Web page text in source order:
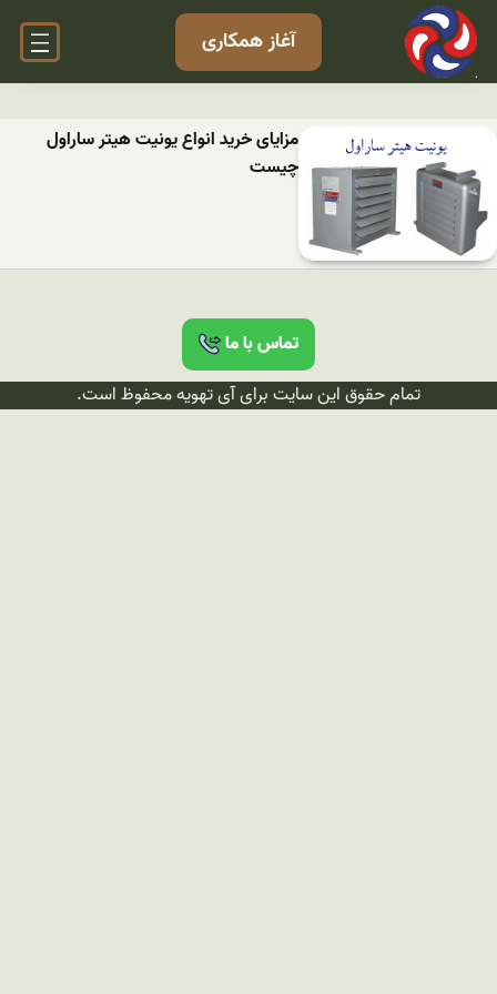
آغاز همکاری
مزایای خرید انواع یونیت هیتر ساراول
چیست
تماس با ما
تمام حقوق این سایت برای آی تهویه محفوظ است.